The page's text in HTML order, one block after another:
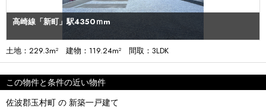
高崎線「新町」駅4350ｍm
土地：229.3m² 建物：119.24m² 間取：3LDK
この物件と条件の近い物件
佐波郡玉村町 の 新築一戸建て